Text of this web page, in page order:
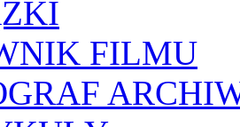
FILMU